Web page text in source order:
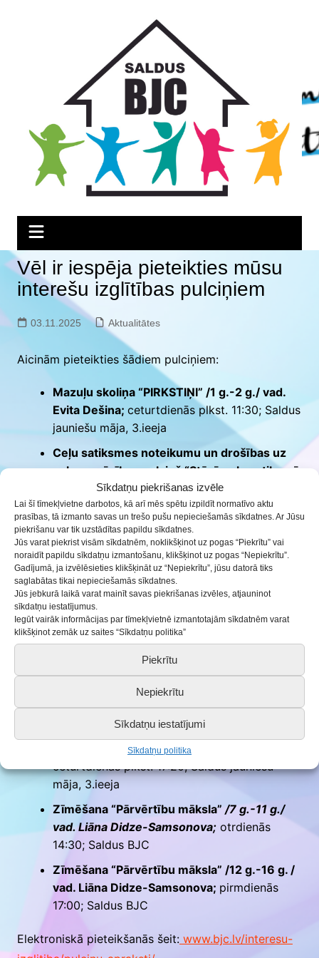
Sīkdatņu piekrišanas izvēle
Lai šī tīmekļvietne darbotos, kā arī mēs spētu izpildīt normatīvo aktu
prasības, tā izmanto savas un trešo pušu nepieciešamās sīkdatnes. Ar Jūsu
piekrišanu var tik uzstādītas papildu sīkdatnes.
Jūs varat piekrist visām sīkdatnēm, noklikšķinot uz pogas “Piekrītu” vai
noraidīt papildu sīkdatņu izmantošanu, klikšķinot uz pogas “Nepiekrītu”.
Gadījumā, ja izvēlēsieties klikšķināt uz “Nepiekrītu”, jūsu datorā tiks
saglabātas tikai nepieciešamās sīkdatnes.
Jūs jebkurā laikā varat mainīt savas piekrišanas izvēles, atjauninot
sīkdatņu iestatījumus.
Iegūt vairāk informācijas par tīmekļvietnē izmantotajām sīkdatnēm varat
klikšķinot zemāk uz saites “Sīkdatņu politika”
Piekrītu
Nepiekrītu
Sīkdatņu iestatījumi
Sīkdatņu politika
Vēl ir iespēja pieteikties mūsu
interešu izglītības pulciņiem
03.11.2025 Aktualitātes
Aicinām pieteikties šādiem pulciņiem:
Mazuļu skoliņa “PIRKSTIŅI” /1 g.-2 g./ vad.
Evita Dešina; ceturtdienās plkst. 11:30; Saldus
jauniešu māja, 3.ieeja
Ceļu satiksmes noteikumu un drošības uz
ceļa apmācības pulciņš “Stūrē ceļu satiksmē
droši” /12 g.-15 g./ vad. Anete Milta;
trešdienās plkst. 16:30; Saldus jauniešu māja,
1.ieeja
Rokdarbu pulciņš “Kraftiņš” /7 g.-14 g./ vad.
Linda Štīgnere;trešdienās plkst. 15:40;
Saldus jauniešu māja, 3.ieeja
Šūšanas darbnīca “Kniepadatas” /10 g.-16g.
/ vad. Ilze Brazdauska;trešdienās plkst. 17:00,
piektdienās plkst. 16:00
g.-6g./ vad. Anita Rasiņa;
(individ. laiki); Saldus BJC mazā zāle
Teātra sports – improvizācijas pulciņš
“Kontakts” /8 g.-16 g./ vad. Inguna Vēja;
ceturtdienās plkst. 17:20; Saldus jauniešu
māja, 3.ieeja
Zīmēšana “Pārvērtību māksla” /7 g.-11 g./
vad. Liāna Didze-Samsonova;otrdienās
14:30; Saldus BJC
Zīmēšana “Pārvērtību māksla” /12 g.-16 g. /
vad. Liāna Didze-Samsonova; pirmdienās
17:00; Saldus BJC
Elektroniskā pieteikšanās šeit:www.bjc.lv/interesu-